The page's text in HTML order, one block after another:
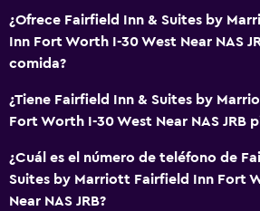
Inodoro con cisterna alta
Tina de baño
Secador de pelo
Aseo
Papel higiénico
Baño privado
¿Ofrece Fairfield Inn & Suites by
Inn Fort Worth I-30 West Near NAS
comida?
¿Tiene Fairfield Inn & Suites by
Fort Worth I-30 West Near NAS JRB
¿Cuál es el número de teléfono de
Suites by Marriott Fairfield Inn Fort
Near NAS JRB?